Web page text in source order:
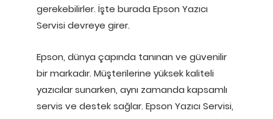
gerekebilirler. İşte burada Epson Yazıcı
Servisi devreye girer.
Epson, dünya çapında tanınan ve güvenilir
bir markadır. Müşterilerine yüksek kaliteli
yazıcılar sunarken, aynı zamanda kapsamlı
servis ve destek sağlar. Epson Yazıcı Servisi,